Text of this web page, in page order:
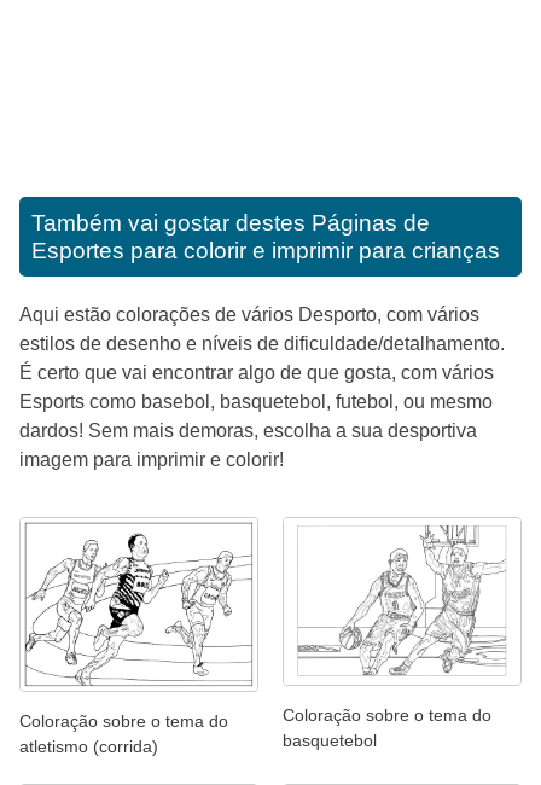
Também vai gostar destes Páginas de
Esportes para colorir e imprimir para crianças
Aqui estão colorações de vários Desporto, com vários
estilos de desenho e níveis de dificuldade/detalhamento.
É certo que vai encontrar algo de que gosta, com vários
Esports como basebol, basquetebol, futebol, ou mesmo
dardos! Sem mais demoras, escolha a sua desportiva
imagem para imprimir e colorir!
Coloração sobre o tema do
atletismo (corrida)
Coloração sobre o tema do
basquetebol